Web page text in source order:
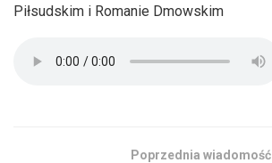
Piłsudskim i Romanie Dmowskim
Poprzednia wiadomość